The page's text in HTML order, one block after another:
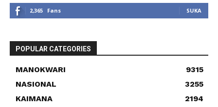
2,365 Fans SUKA
POPULAR CATEGORIES
MANOKWARI
9315
NASIONAL
3255
KAIMANA
2194